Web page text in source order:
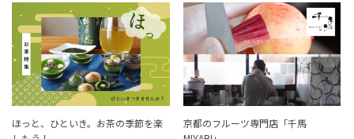
ほっと、ひといき。お茶の季節を楽
京都のフルーツ専門店「千馬